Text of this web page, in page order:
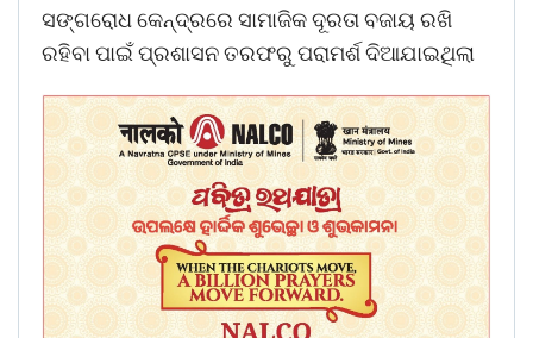
ସଙ୍ଗରୋଧ କେନ୍ଦ୍ରରେ ସାମାଜିକ ଦୂରତା ବଜାୟ ରଖି
ରହିବା ପାଇଁ ପ୍ରଶାସନ ତରଫରୁ ପରାମର୍ଶ ଦିଆଯାଇଥିଲା